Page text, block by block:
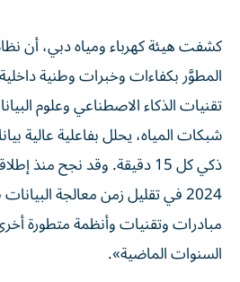
كشفت هيئة كهرباء ومياه دبي، أن
المطوَّر بكفاءات وخبرات وطنية
تقنيات الذكاء الاصطناعي وعلوم
ذكي كل 15 دقيقة. وقد نجح
مبادرات وتقنيات وأنظمة متطورة
السنوات الماضية».